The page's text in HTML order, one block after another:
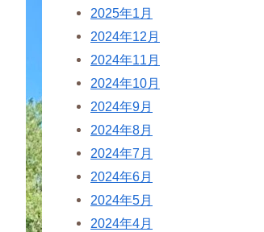
2025年1月
2024年12月
2024年11月
2024年10月
2024年9月
2024年8月
2024年7月
2024年6月
2024年5月
2024年4月